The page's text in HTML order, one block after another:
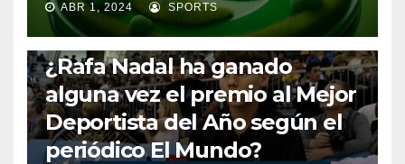
ABR 1, 2024 SPORTS
RAFA NADAL
¿Rafa Nadal ha ganado
alguna vez el premio al Mejor
Deportista del Año según el
periódico El Mundo?